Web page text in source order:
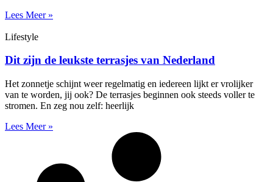
Lees Meer »
Lifestyle
Dit zijn de leukste terrasjes van Nederland
Het zonnetje schijnt weer regelmatig en iedereen lijkt er vrolijker
van te worden, jij ook? De terrasjes beginnen ook steeds voller te
stromen. En zeg nou zelf: heerlijk
Lees Meer »